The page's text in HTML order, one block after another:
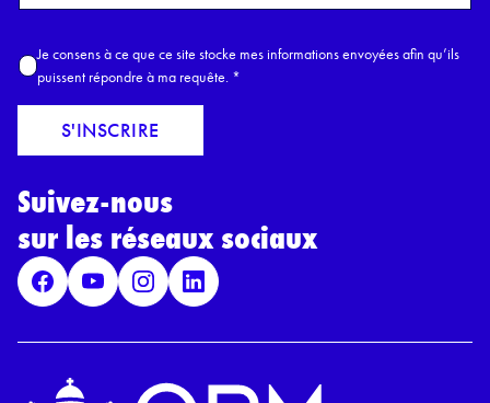
o
E
a
l
A
c
c
R
P
D
*
Je consens à ce que ce site stocke mes informations envoyées afin qu’ils
puissent répondre à ma requête. *
S'INSCRIRE
Suivez-nous
sur les réseaux sociaux